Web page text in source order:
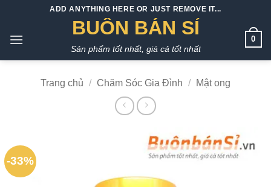
nội
ADD ANYTHING HERE OR JUST REMOVE IT...
BUÔN BÁN SỈ
Sản phẩm tốt nhất, giá cả tốt nhất
0
Trang chủ / Chăm Sóc Gia Đình / Mật ong
-33%